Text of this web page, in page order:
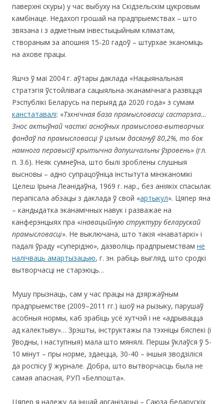
паверхні скуры) у час выбуху на Скідзельскім цукровым
камбінаце. Недахоп грошай на прадпрыемствах – што
звязана і з адметным інвестыцыйным кліматам,
створаным за апошнія 15-20 гадоў – штурхае эканоміць
на ахове працы.
Яшчэ ў маі 2004 г. аўтары даклада «Нацыянальная
стратэгія ўстойлівага сацыяльна-эканамічнага развіцця
Рэспублікі Беларусь на перыяд да 2020 года» з сумам
канстатавалі: «Тэхнічная база прамысловасці састарэла…
Знос актыўнай часткі асноўных прамыслова-вытворчых
фондаў па прамысловасці ў цэлым дасягнуў 80,2%, то бок
намнога перавысіў крытычна дапушчальны ўзровень» (гл.
п. 3.6). Неяк сумнеўна, што былі зроблены слушныя
высновы – адно супрацоўніца інстытута мінэканомікі
Целеш Ірына Леанідаўна, 1969 г. нар., без аніякіх спасылак
перапісала абзацы з даклада ў свой «артыкул». Цяпер яна
– кандыдатка эканамічных навук і разважае на
канферэнцыях пра «інавацыйную структуру беларускай
прамысловасці». Не выключана, што такія «інаватаркі» і
падалі ўраду «суперідэю», дазволіць прадпрыемствам не
налічваць амартызацыю, г. зн. рабіць выгляд, што сродкі
вытворчасці не старэюць…
Мушу прызнаць, сам у час працы на дзяржаўным
прадпрыемстве (2009–2011 гг.) ішоў на рызыку, парушаў
асобныя нормы, каб зрабіць усё хутчэй і не «адрывацца
ад калектыву»… Зрэшты, інструктажы па тэхніцы бяспекі (і
ўводны, і наступныя) мала што мянялі. Першы ўклаўся ў 5-
10 мінут – пры норме, здаецца, 30-40 – іншыя зводзіліся
да роспісу ў журнале. Добра, што вытворчасць была не
самая апасная, РУП «Белпошта».
Цяпер я належу да іншай арганізацыі – Саюза беларускіх